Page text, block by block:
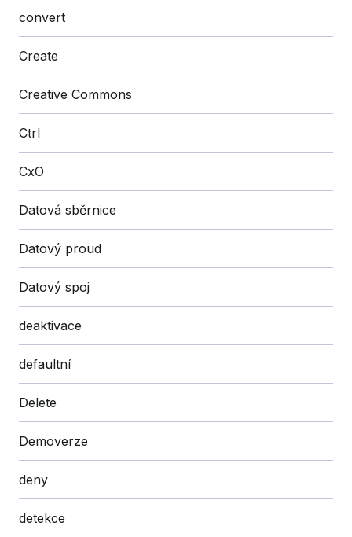
convert
Create
Creative Commons
Ctrl
CxO
Datová sběrnice
Datový proud
Datový spoj
deaktivace
defaultní
Delete
Demoverze
deny
detekce